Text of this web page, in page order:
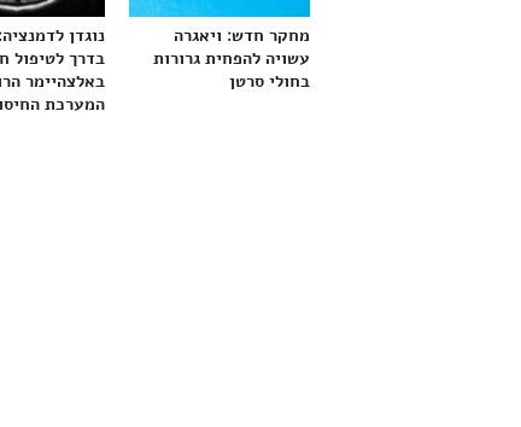
מחקר חדש: ויאגרה
עשויה להפחית גרורות
בחולי סרטן
נוגדן
בדרך לטיפול
באלצהיימר
המערכת